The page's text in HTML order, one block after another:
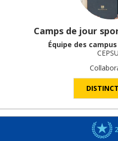
Camps de jour
Équipe des